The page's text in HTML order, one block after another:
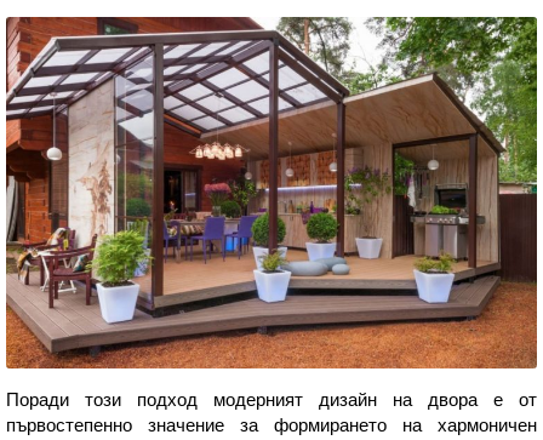
Поради този подход модерният дизайн на двора е от
първостепенно значение за формирането на хармоничен